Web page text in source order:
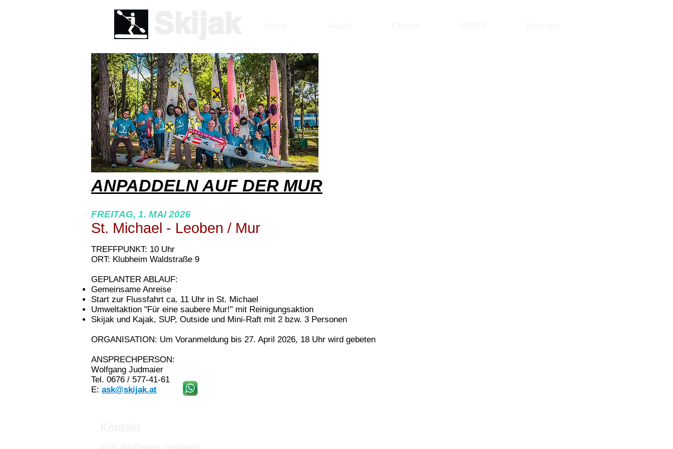
ANPADDELN AUF DER MUR
FREITAG, 1. MAI2026
St. Michael - Leoben / Mur
TREFFPUNKT: 10 Uhr
ORT: Klubheim Waldstraße 9
GEPLANTER ABLAUF:
Gemeinsame Anreise
Start zur Flussfahrt ca. 11 Uhr in St. Michael
Umweltaktion "Für eine saubere Mur!" mit Reinigungsaktion
Skijak und Kajak, SUP, Outside und Mini-Raft mit 2 bzw. 3 Personen
ORGANISATION: Um Voranmeldung bis 27. April 2026, 18 Uhr wird gebeten
ANSPRECHPERSON:
Wolfgang Judmaier
Tel. 0676 / 577-41-61
E: ask@skijak.at